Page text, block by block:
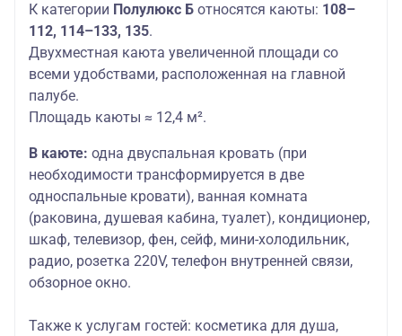
К категории Полулюкс Б относятся каюты: 108–
112, 114–133, 135.
Двухместная каюта увеличенной площади со
всеми удобствами, расположенная на главной
палубе.
Площадь каюты ≈ 12,4 м².
В каюте: одна двуспальная кровать (при
необходимости трансформируется в две
односпальные кровати), ванная комната
(раковина, душевая кабина, туалет), кондиционер,
шкаф, телевизор, фен, сейф, мини-холодильник,
радио, розетка 220V, телефон внутренней связи,
обзорное окно.
Также к услугам гостей: косметика для душа,